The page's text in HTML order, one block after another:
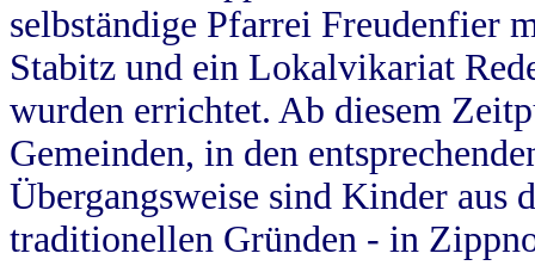
selbständige Pfarrei Freudenfier
Stabitz und ein Lokalvikariat
wurden errichtet. Ab diesem
Gemeinden, in den
Übergangsweise sind Kinder aus
traditionellen Gründen - in